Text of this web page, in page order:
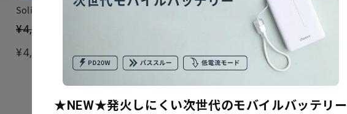
Solitta 10000mAh 準固体電池
セール価格
¥4,880
通常価格
¥4,480 （内税）
USB-C to C Fast Cable 240W
セール価格（内税）
¥1,480（内税）
すべて見る
★NEW★発火しにくい次世代のモバイルバッテリー